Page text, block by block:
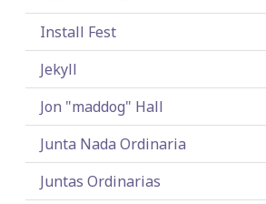
Install Fest
Jekyll
Jon "maddog" Hall
Junta Nada Ordinaria
Juntas Ordinarias